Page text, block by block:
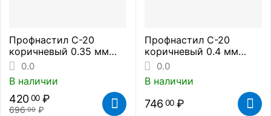
Профнастил С-20
коричневый 0.35 мм
(цена за метр
погонный)
0.0
В наличии
696 00 ₽
420 00 ₽
Профнастил С-20
коричневый 0.4 мм
(цена за метр
погонный)
0.0
В наличии
746 00 ₽